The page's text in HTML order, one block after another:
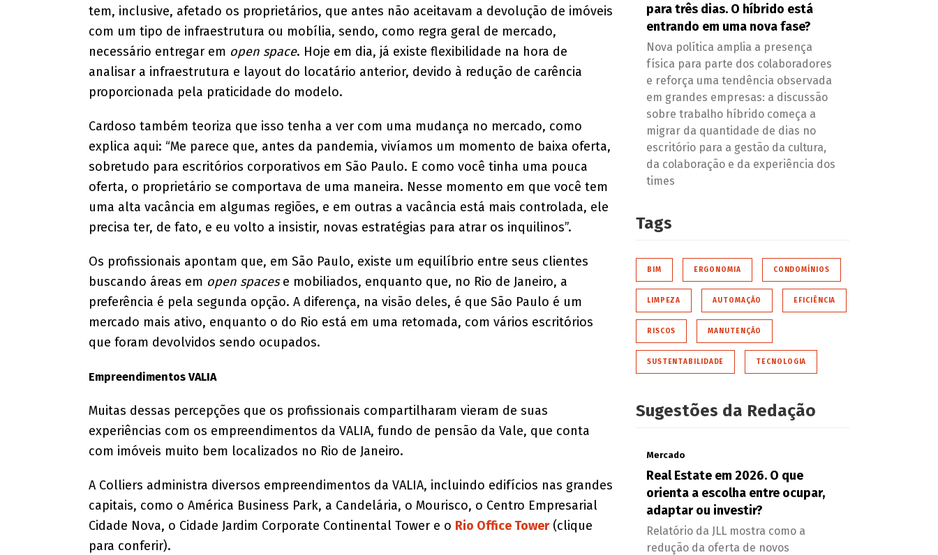
tem, inclusive, afetado os proprietários, que antes não aceitavam a devolução de imóveis
com um tipo de infraestrutura ou mobília, sendo, como regra geral de mercado,
necessário entregar em open space. Hoje em dia, já existe flexibilidade na hora de
analisar a infraestrutura e layout do locatário anterior, devido à redução de carência
proporcionada pela praticidade do modelo.
Cardoso também teoriza que isso tenha a ver com uma mudança no mercado, como
explica aqui: “Me parece que, antes da pandemia, vivíamos um momento de baixa oferta,
sobretudo para escritórios corporativos em São Paulo. E como você tinha uma pouca
oferta, o proprietário se comportava de uma maneira. Nesse momento em que você tem
uma alta vacância em algumas regiões, e em outras a vacância está mais controlada, ele
precisa ter, de fato, e eu volto a insistir, novas estratégias para atrar os inquilinos”.
Os profissionais apontam que, em São Paulo, existe um equilíbrio entre seus clientes
buscando áreas em open spacese mobiliados, enquanto que, no Rio de Janeiro, a
preferência é pela segunda opção. A diferença, na visão deles, é que São Paulo é um
mercado mais ativo, enquanto o do Rio está em uma retomada, com vários escritórios
que foram devolvidos sendo ocupados.
Empreendimentos VALIA
Muitas dessas percepções que os profissionais compartilharam vieram de suas
experiências com os empreendimentos da VALIA, fundo de pensão da Vale, que conta
com imóveis muito bem localizados no Rio de Janeiro.
A Colliers administra diversos empreendimentos da VALIA, incluindo edifícios nas grandes
capitais, como o América Business Park, a Candelária, o Mourisco, o Centro Empresarial
Cidade Nova, o Cidade Jardim Corporate Continental Tower e o Rio Office Tower(clique
para conferir).
para três dias. O híbrido está
entrando em uma nova fase?
Nova política amplia a presença
física para parte dos colaboradores
e reforça uma tendência observada
em grandes empresas: a discussão
sobre trabalho híbrido começa a
migrar da quantidade de dias no
escritório para a gestão da cultura,
da colaboração e da experiência dos
times
Tags
BIM ERGONOMIA CONDOMÍNIOS
LIMPEZA AUTOMAÇÃO EFICIÊNCIA
RISCOS MANUTENÇÃO
SUSTENTABILIDADE TECNOLOGIA
Sugestões da Redação
Mercado
Real Estate em 2026. O que
orienta a escolha entre ocupar,
adaptar ou investir?
Relatório da JLL mostra como a
redução da oferta de novos